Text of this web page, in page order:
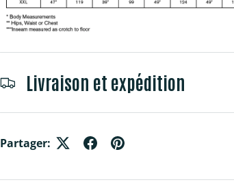
Livraison et expédition
Partager: